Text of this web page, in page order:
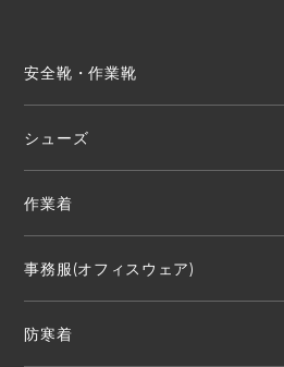
安全靴・作業靴
シューズ
作業着
事務服(オフィスウェア)
防寒着